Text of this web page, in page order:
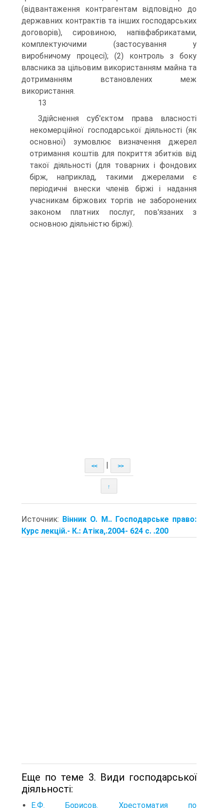
(відвантаження контрагентам відповідно до
державних контрактів та інших господарських
договорів), сировиною, напівфабрикатами,
комплектуючими (застосування у
виробничому процесі); (2) контроль з боку
власника за цільовим використанням майна та
дотриманням встановлених меж
використання.
13
Здійснення суб'єктом права власності
некомерційної господарської діяльності (як
основної) зумовлює визначення джерел
отримання коштів для покриття збитків від
такої діяльності (для товарних і фондових
бірж, наприклад, такими джерелами є
періодичні внески членів біржі і надання
учасникам біржових торгів не заборонених
законом платних послуг, пов'язаних з
основною діяльністю біржі).
<< >>
↑
Источник: Вінник О. М.. Господарське право:
Курс лекцій.- К.: Атіка,.2004- 624 с. .200
Еще по теме 3. Види господарської
діяльності:
Е.Ф. Борисов. Хрестоматия по